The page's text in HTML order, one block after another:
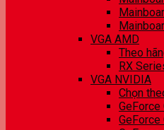
VGA AMD
Theo
RX
VGA NVIDIA
Chọn
GeForce
GeForce